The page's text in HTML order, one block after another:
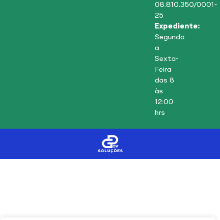
08.810.350/0001-
25
Expediente:
Segunda
a
Sexta-
Feira
das 8
às
12:00
hrs